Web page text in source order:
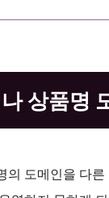
상품명
의 도메인을 다